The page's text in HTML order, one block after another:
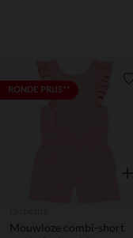
RONDE PRIJS**
Mouwloze combi-short